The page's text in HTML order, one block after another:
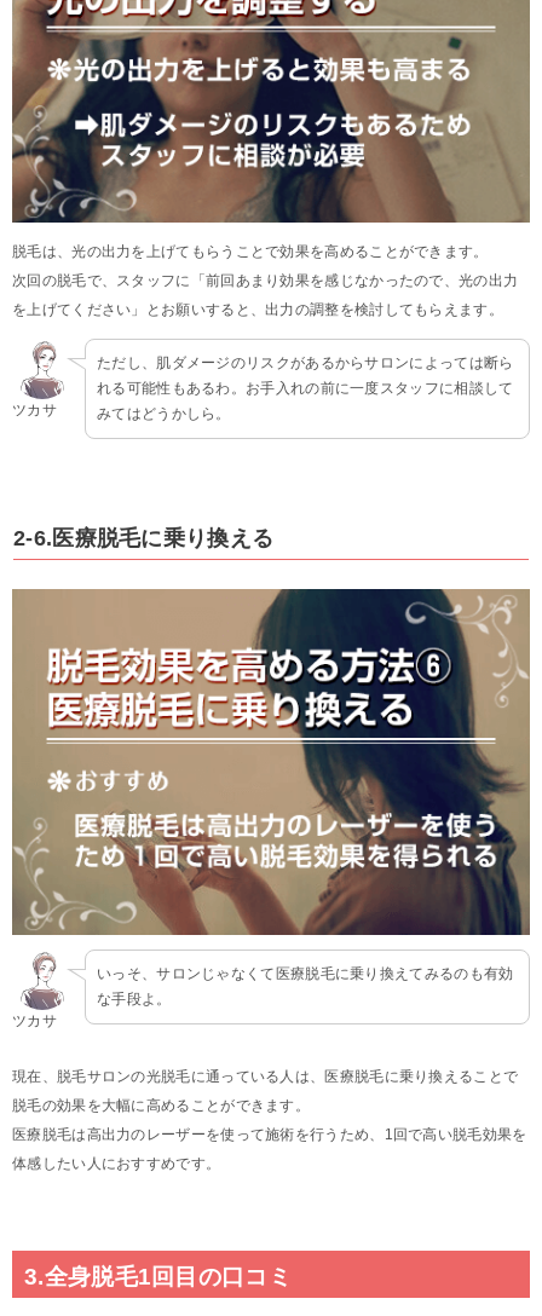
脱毛は、光の出力を上げてもらうことで効果を高めることができます。
次回の脱毛で、スタッフに「前回あまり効果を感じなかったので、光の出力
を上げてください」とお願いすると、出力の調整を検討してもらえます。
ツカサ
ただし、肌ダメージのリスクがあるからサロンによっては断ら
れる可能性もあるわ。お手入れの前に一度スタッフに相談して
みてはどうかしら。
2-6.医療脱毛に乗り換える
ツカサ
いっそ、サロンじゃなくて医療脱毛に乗り換えてみるのも有効
な手段よ。
現在、脱毛サロンの光脱毛に通っている人は、医療脱毛に乗り換えることで
脱毛の効果を大幅に高めることができます。
医療脱毛は高出力のレーザーを使って施術を行うため、1回で高い脱毛効果を
体感したい人におすすめです。
3.全身脱毛1回目の口コミ